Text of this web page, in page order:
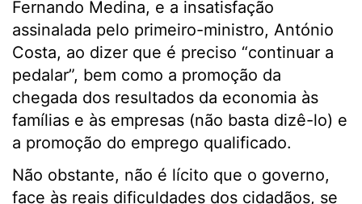
Fernando Medina, e a insatisfação
assinalada pelo primeiro-ministro, António
Costa, ao dizer que é preciso “continuar a
pedalar”, bem como a promoção da
chegada dos resultados da economia às
famílias e às empresas (não basta dizê-lo) e
a promoção do emprego qualificado.
Não obstante, não é lícito que o governo,
face às reais dificuldades dos cidadãos, se